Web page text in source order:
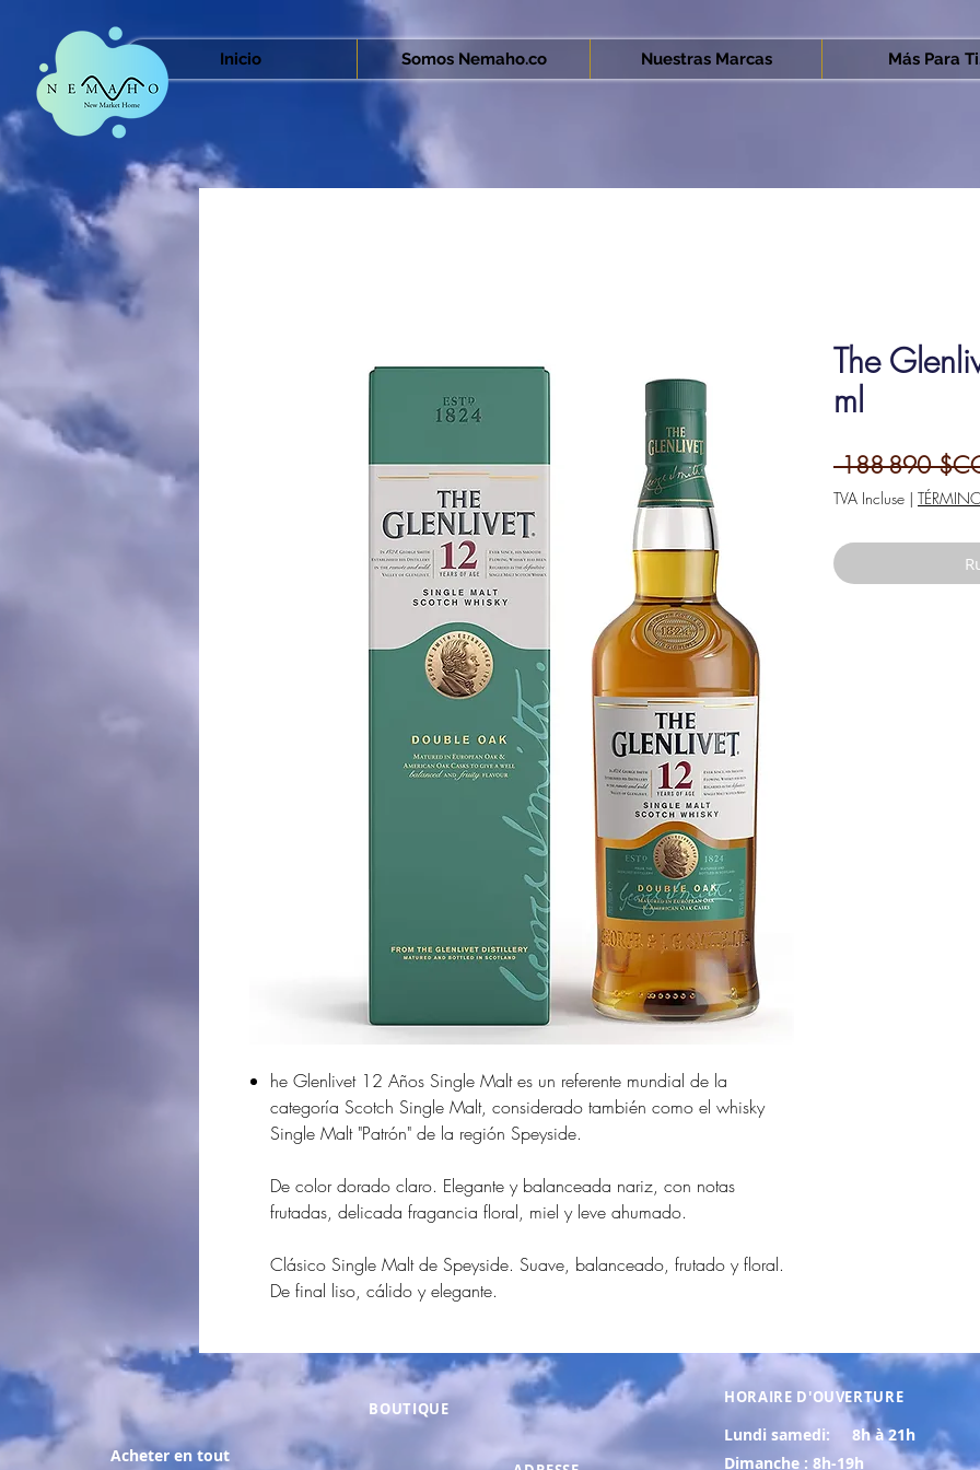
Inicio Somos Nemaho.co Nuestras Marcas Más Para
he Glenlivet 12 Años Single Malt es un referente mundial de la
categoría Scotch Single Malt, considerado también como el whisky
Single Malt "Patrón" de la región Speyside.
De color dorado claro. Elegante y balanceada nariz, con notas
frutadas, delicada fragancia floral, miel y leve ahumado.
Clásico Single Malt de Speyside. Suave, balanceado, frutado y floral.
De final liso, cálido y elegante.
The
ml
188 890
TVA Incluse |
BOUTIQUE
Acheter en tout
HORAIRE D'OUVERTURE
Lundi samedi:
8h à 21h
Dimanche : 8h-19h